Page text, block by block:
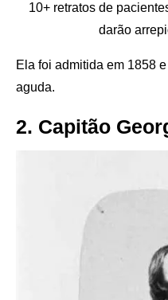
10+ retratos de
darão
Ela foi admitida em 1858
aguda.
2. Capitão